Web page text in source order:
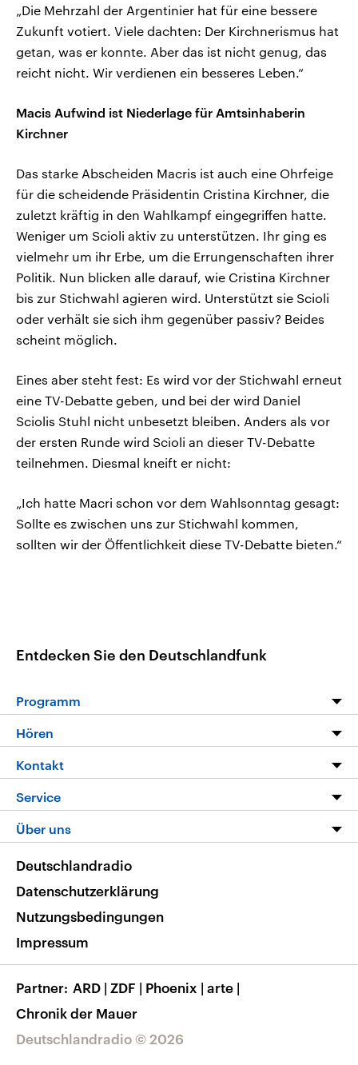
„Die Mehrzahl der Argentinier hat für eine bessere
Zukunft votiert. Viele dachten: Der Kirchnerismus hat
getan, was er konnte. Aber das ist nicht genug, das
reicht nicht. Wir verdienen ein besseres Leben.“
Macis Aufwind ist Niederlage für Amtsinhaberin
Kirchner
Das starke Abscheiden Macris ist auch eine Ohrfeige
für die scheidende Präsidentin Cristina Kirchner, die
zuletzt kräftig in den Wahlkampf eingegriffen hatte.
Weniger um Scioli aktiv zu unterstützen. Ihr ging es
vielmehr um ihr Erbe, um die Errungenschaften ihrer
Politik. Nun blicken alle darauf, wie Cristina Kirchner
bis zur Stichwahl agieren wird. Unterstützt sie Scioli
oder verhält sie sich ihm gegenüber passiv? Beides
scheint möglich.
Eines aber steht fest: Es wird vor der Stichwahl erneut
eine TV-Debatte geben, und bei der wird Daniel
Sciolis Stuhl nicht unbesetzt bleiben. Anders als vor
der ersten Runde wird Scioli an dieser TV-Debatte
teilnehmen. Diesmal kneift er nicht:
„Ich hatte Macri schon vor dem Wahlsonntag gesagt:
Sollte es zwischen uns zur Stichwahl kommen,
sollten wir der Öffentlichkeit diese TV-Debatte bieten.“
Entdecken Sie den Deutschlandfunk
Programm
Programm
Die Nachrichten
Nachrichtenleicht
Neue Beiträge auf dlf.de
Hören
Livestream
Podcasts
Deutschlandfunk App
Nachrichten App
Frequenzen
Kontakt
Hörerservice
Service
FAQ
Veranstaltungen
Musikliste
RSS
Über uns
Barrierefreiheit
Deutschlandradio © 2026
Deutschlandradio
Datenschutzerklärung
Nutzungsbedingungen
Impressum
Partner ARD | ZDF | Phoenix | arte |
Chronik der Mauer